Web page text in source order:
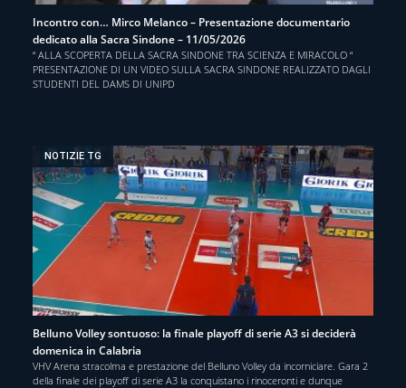
Incontro con… Mirco Melanco – Presentazione documentario
dedicato alla Sacra Sindone – 11/05/2026
“ ALLA SCOPERTA DELLA SACRA SINDONE TRA SCIENZA E MIRACOLO “
PRESENTAZIONE DI UN VIDEO SULLA SACRA SINDONE REALIZZATO DAGLI
STUDENTI DEL DAMS DI UNIPD
NOTIZIE TG
Belluno Volley sontuoso: la finale playoff di serie A3 si deciderà
domenica in Calabria
VHV Arena stracolma e prestazione del Belluno Volley da incorniciare. Gara 2
della finale dei playoff di serie A3 la conquistano i rinoceronti e dunque